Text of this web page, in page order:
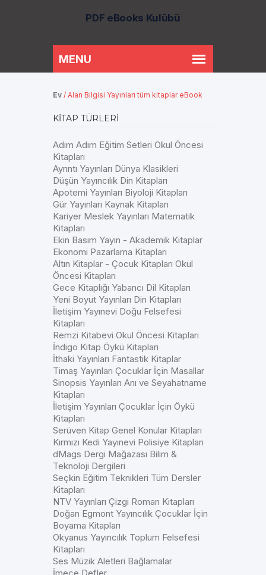
PDF eBooks Kulübü
Ev / Alan Bilgisi Yayınları tüm kitaplar eBook
KITAP TÜRLERI
Adım Adım Eğitim Setleri Okul Öncesi
Kitapları
Ayrıntı Yayınları Dünya Klasikleri
Düşün Yayıncılık Din Kitapları
Apotemi Yayınları Biyoloji Kitapları
Gür Yayınları Kaynak Kitapları
Kariyer Meslek Yayınları Matematik
Kitapları
Ekin Basım Yayın - Akademik Kitaplar
Ekonomi Pazarlama Kitapları
Altın Kitaplar - Çocuk Kitapları Okul
Öncesi Kitapları
Gece Kitaplığı Yabancı Dil Kitapları
Yeni Boyut Yayınları Din Kitapları
İletişim Yayınevi Doğu Felsefesi
Kitapları
Remzi Kitabevi Okul Öncesi Kitapları
İndigo Kitap Öykü Kitapları
İthaki Yayınları Fantastik Kitaplar
Timaş Yayınları Çocuklar İçin Masallar
Sinopsis Yayınları Anı ve Seyahatname
Kitapları
İletişim Yayınları Çocuklar İçin Öykü
Kitapları
Serüven Kitap Genel Konular Kitapları
Kırmızı Kedi Yayınevi Polisiye Kitapları
dMags Dergi Mağazası Bilim &
Teknoloji Dergileri
Seçkin Eğitim Teknikleri Tüm Dersler
Kitapları
NTV Yayınları Çizgi Roman Kitapları
Doğan Egmont Yayıncılık Çocuklar İçin
Boyama Kitapları
Okyanus Yayıncılık Toplum Felsefesi
Kitapları
Ses Müzik Aletleri Bağlamalar